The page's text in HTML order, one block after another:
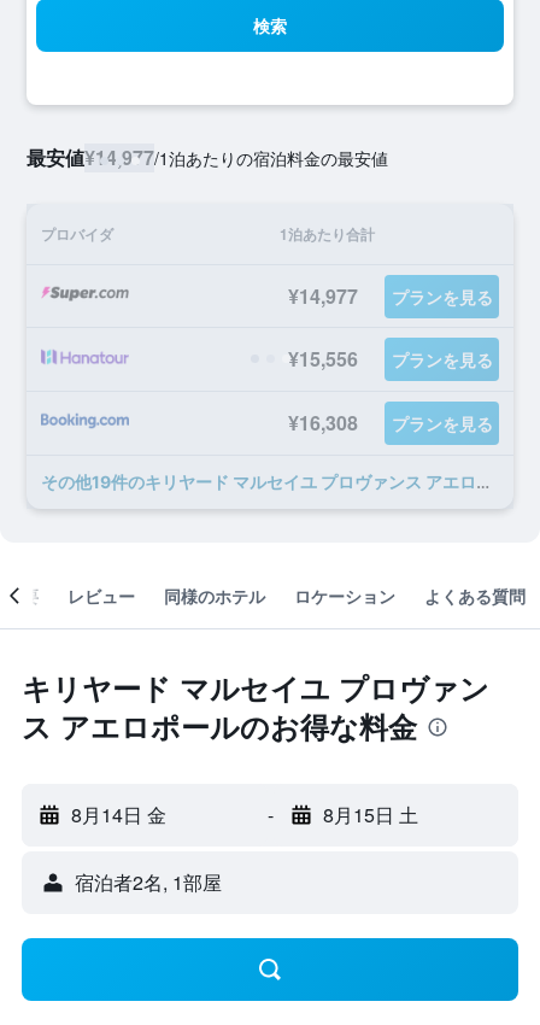
検索
最安値¥14,977/1泊あたりの宿泊料金の最安値
プロバイダ 1泊あたり合計
¥14,977 プランを見る
¥15,556 プランを見る
¥16,308 プランを見る
​その他19​件のキリヤード マルセイユ プロヴァンス アエロポールのオファー
概要 レビュー 同様のホテル ロケーション よくある質問
キリヤード マルセイユ プロヴァン
ス アエロポールのお得な料金
8月14日 金 - 8月15日 土
宿泊者2名, 1​部屋